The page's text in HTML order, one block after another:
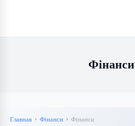
Фінанси
Главная Фінанси Фінанси